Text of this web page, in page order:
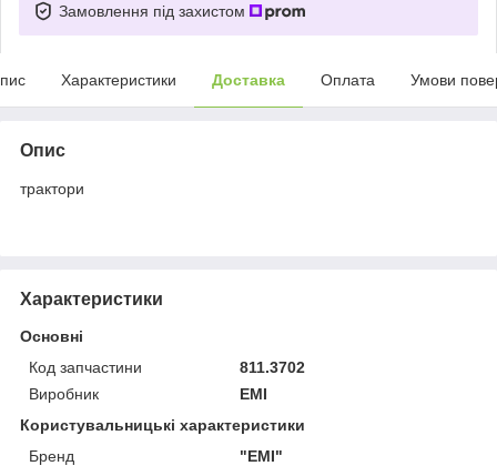
Замовлення під захистом
Характеристики Доставка Оплата Умови
Опис
трактори
Характеристики
Основні
Код запчастини
811.3702
Виробник
ЕМІ
Користувальницькі характеристики
Бренд
"ЕMІ"